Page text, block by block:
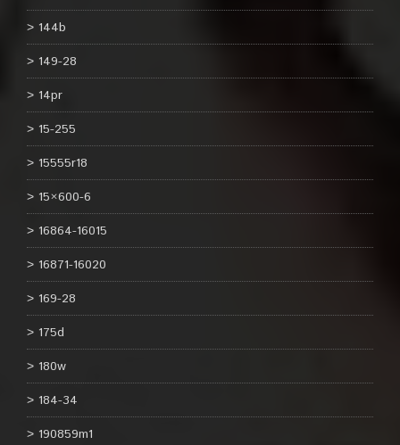
144b
149-28
14pr
15-255
15555r18
15×600-6
16864-16015
16871-16020
169-28
175d
180w
184-34
190859m1